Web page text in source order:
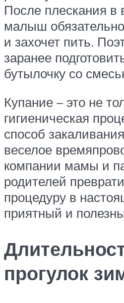
После плескания в
малыш
и захочет пить.
заранее
бутылочку со
Купание – это не
гигиеническая
способ
веселое
компании мамы и
родителей
процедуру в
приятный и
прогулок